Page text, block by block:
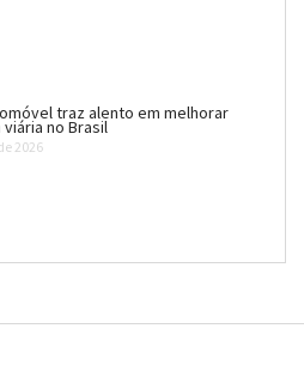
traz alento em melhorar
no Brasil
2026